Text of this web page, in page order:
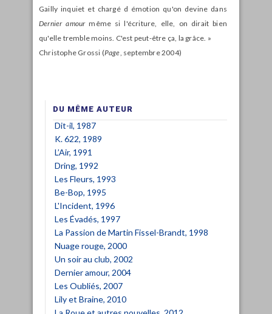
Gailly inquiet et chargé d émotion qu'on devine dans
Dernier amourmême si l'écriture, elle, on dirait bien
qu'elle tremble moins. C'est peut-être ça, la grâce. »
Christophe Grossi (Page, septembre 2004)
DU MÊME AUTEUR
Dit-il, 1987
K. 622, 1989
L’Air, 1991
Dring, 1992
Les Fleurs, 1993
Be-Bop, 1995
L'Incident, 1996
Les Évadés, 1997
La Passion de Martin Fissel-Brandt, 1998
Nuage rouge, 2000
Un soir au club, 2002
Dernier amour, 2004
Les Oubliés, 2007
Lily et Braine, 2010